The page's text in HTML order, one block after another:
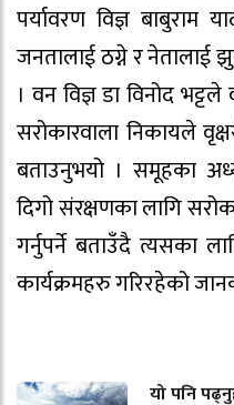
पर्यावरण विज्ञ बाबुराम
जनतालाई ठग्ने र नेतालाई
। वन विज्ञ डा विनोद
सरोकारवाला निकायले
बताउनुभयो । समूहका
दिगो संरक्षणका लागि
गर्नुपर्ने बताउँदै त्यसका
कार्यक्रमहरु गरिरहेको
यो पनि